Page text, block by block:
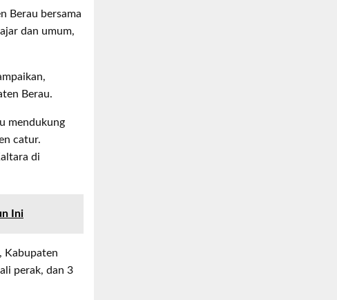
Berau bersama
dan umum,
Berau.
mendukung
catur.
di
Ini
Kabupaten
perak, dan 3